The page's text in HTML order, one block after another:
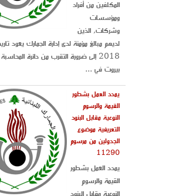
المكلفين من أفراد
ومؤسسات
وشركات, الذين
لديهم مبالغ مؤمنة لدى إدارة الجمارك يعود
2018 إلى ضرورة التقرب من دائرة
بيروت في ...
يمدد العمل بشطور
القيمة والرسوم
النوعية مقابل البنود
التعريفية موضوع
الجدولين من مرسوم
11290
يمدد العمل بشطور
القيمة والرسوم